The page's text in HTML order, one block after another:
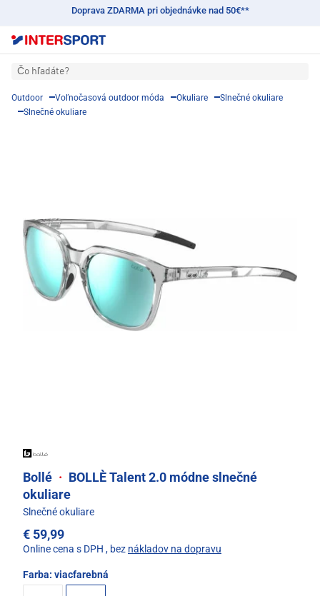
Doprava ZDARMA pri objednávke nad 50€**
Čo hľadáte?
Outdoor Voľnočasová outdoor móda Okuliare
Slnečné okuliare
Slnečné okuliare
Bollé · BOLLÈ Talent 2.0 módne slnečné
okuliare
Slnečné okuliare
€ 59,99
Online cena s DPH , bez nákladov na dopravu
Farba: viacfarebná